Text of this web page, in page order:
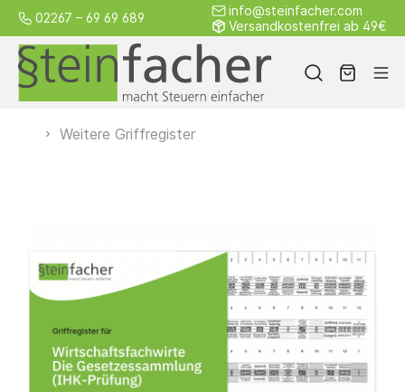
02267 – 69 69 689
info@steinfacher.com
Versandkostenfrei ab 49€
Steuerrecht
Österreich
Schweiz
Blanko
GriffregisterMuster
Zubehör
Individuelle
Griffregister
Weitere Griffregister